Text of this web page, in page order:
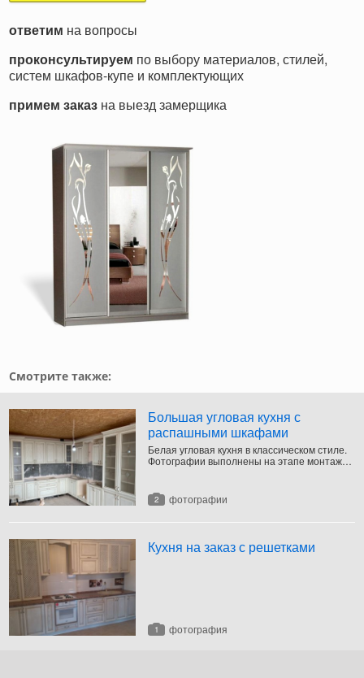
ответим на вопросы
проконсультируем по выбору материалов, стилей,
систем шкафов-купе и комплектующих
примем заказ на выезд замерщика
Смотрите также:
Большая угловая кухня с
распашными шкафами
Белая угловая кухня в классическом стиле.
Фотографии выполнены на этапе монтажа.
2 фотографии
Кухня на заказ с решетками
1 фотография